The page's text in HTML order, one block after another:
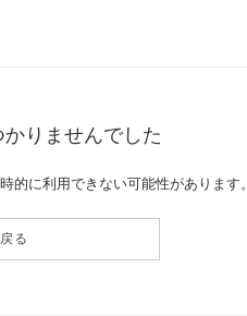
りませんでした
的に利用できない可能性があります。
る